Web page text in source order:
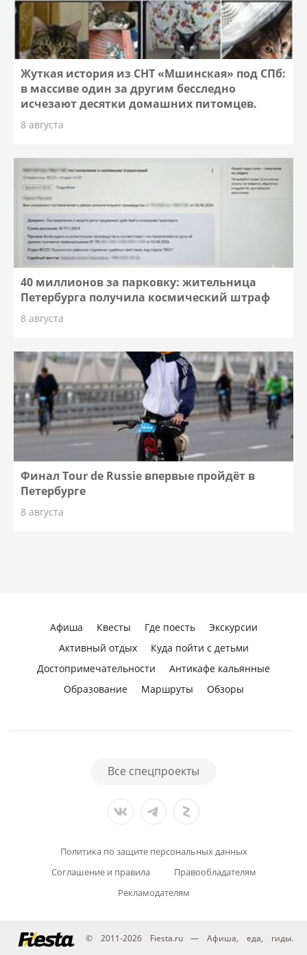
Жуткая история из СНТ «Мшинская» под СПб:
в массиве один за другим бесследно
исчезают десятки домашних питомцев.
8 августа
40 миллионов за парковку: жительница
Петербурга получила космический штраф
8 августа
Финал Tour de Russie впервые пройдёт в
Петербурге
8 августа
Афиша Квесты Где поесть
Экскурсии
Активный отдых
Куда пойти с детьми
Достопримечательности
Антикафе кальянные
Образование
Маршруты Обзоры
Все спецпроекты
Политика по защите персональных данных
Соглашение и правила
Правообладателям
Рекламодателям
© 2011-2026 Fiesta.ru — Афиша, еда, гиды.